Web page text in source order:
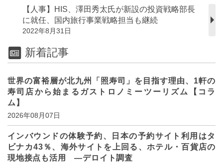
【人事】HIS、澤田秀太氏が新設の投資戦略部長
に就任、国内旅行事業戦略担当も継続
2022年8月31日
新着記事
世界の富裕層が北九州「照寿司」を目指す理由、1軒の
寿司店から始まるガストロノミーツーリズム【コラ
ム】
2026年08月07日
インバウンドの体験予約、日本の予約サイト利用はタ
ビナカ43％、海外サイトを上回る、ホテル・百貨店の
現地接点も活用 ―デロイト調査